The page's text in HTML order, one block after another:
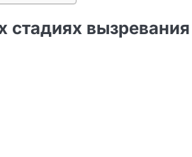
стадиях вызревания